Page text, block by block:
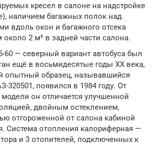
кресел в салоне на надстройке
наличием багажных полок над
вдоль окон и багажного отсека
2 м³ в задней части салона.
60 — северный вариант автобуса был
ещё в восьмидесятые годы XX века,
опытный образец, называвшийся
320501, появился в 1984 году. От
он отличается улучшенной
двойным остеклением,
отгороженной от салона кабиной
Система отопления калориферная —
и 3 отопителей, подключенных к